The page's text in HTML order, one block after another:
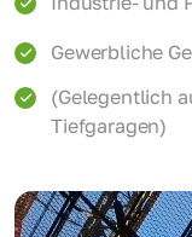
Gewerbliche
(Gelegentlich
Tiefgaragen)